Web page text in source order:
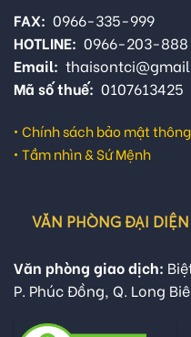
FAX: 0966-335-999
HOTLINE: 0966-203-888
Email:
Mã số thuế: 0107613425
• Chính sách bảo mật
• Tầm nhìn & Sứ Mệnh
VĂN PHÒNG ĐẠI DIỆN
Văn phòng giao dịch:
P. Phúc Đồng, Q. Long